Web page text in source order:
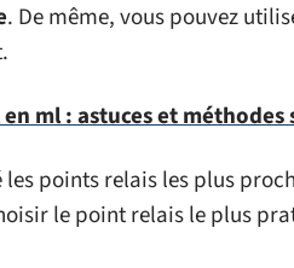
. De même, vous pouvez
ml : astuces et méthodes
les points relais les plus
le point relais le plus